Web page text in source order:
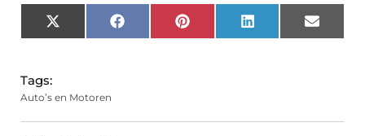
X
(Twitter)
FacebookPinterest LinkedIn Email
Tags:
Auto’s en Motoren